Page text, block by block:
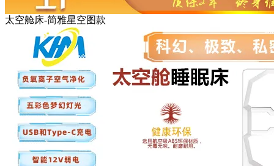
太空舱床-简雅星空图款